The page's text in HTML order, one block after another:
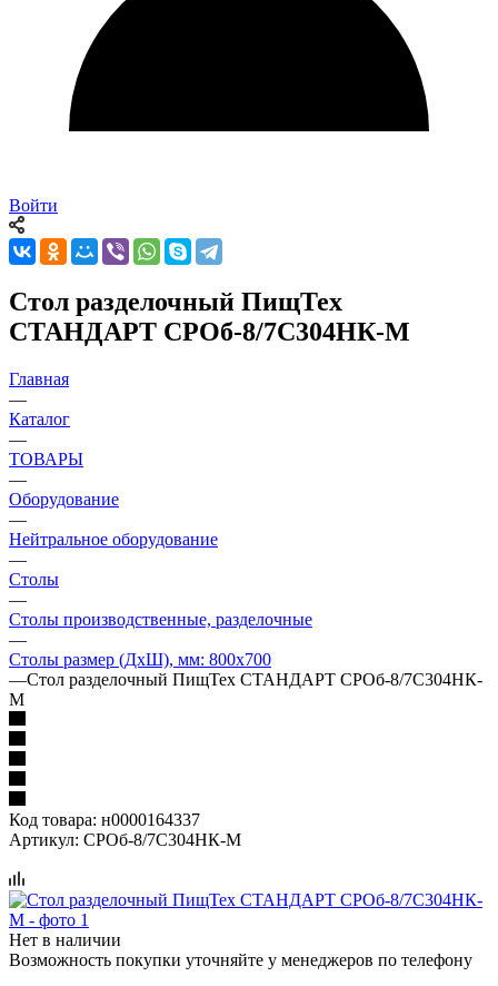
Войти
Стол разделочный ПищТех
СТАНДАРТ СРОб-8/7С304НК-М
Главная
—
Каталог
—
ТОВАРЫ
—
Оборудование
—
Нейтральное оборудование
—
Столы
—
Столы производственные, разделочные
—
Столы размер (ДхШ), мм: 800х700
—Стол разделочный ПищТех СТАНДАРТ СРОб-8/7С304НК-
М
Код товара: н0000164337
Артикул: СРОб-8/7С304НК-М
Нет в наличии
Возможность покупки уточняйте у менеджеров по телефону